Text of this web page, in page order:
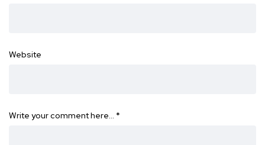
Website
Write your comment here… *